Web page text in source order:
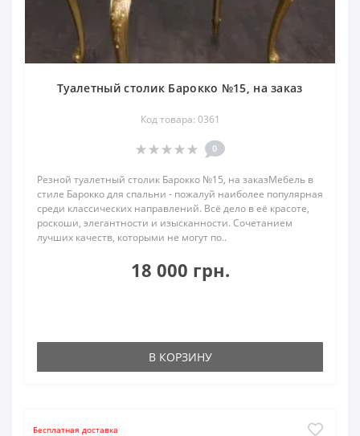
Туалетный столик Барокко №15, на заказ
Код товара: 0361
0
Резной туалетный столик Барокко №15, на заказМебель в
стиле Барокко для спальни - пожалуй наиболее популярная
среди классических направлений. Всё дело в её красоте,
роскоши, элегантности и изысканности. Сочетанием
лучших качеств, которыми не могут по..
18 000 грн.
В КОРЗИНУ
Бесплатная доставка